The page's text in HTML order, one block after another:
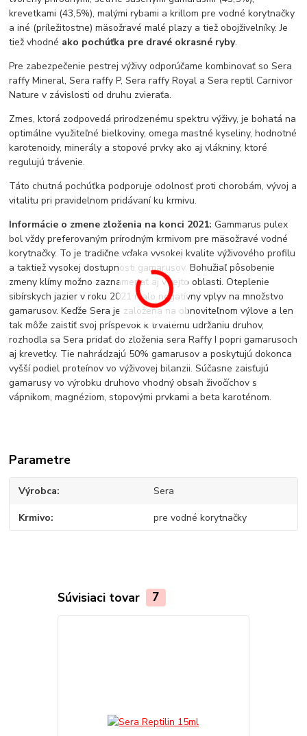
krevetkami (43,5%), malými rybami a krillom pre vodné korytnačky
a iné (príležitostne) mäsožravé malé plazy a tiež obojživelníky. Je
tiež vhodné ako pochúťka pre dravé okrasné ryby.
Pre zabezpečenie pestrej výživy odporúčame kombinovať so Sera
raffy Mineral, Sera raffy P, Sera raffy Royal a Sera reptil Carnivor
Nature v závislosti od druhu zvieraťa.
Zmes, ktorá zodpovedá prirodzenému spektru výživy, je bohatá na
optimálne využiteľné bielkoviny, omega mastné kyseliny, hodnotné
karotenoidy, minerály a stopové prvky ako aj vlákniny, ktoré
regulujú trávenie.
Táto chutná pochúťka podporuje odolnosť proti chorobám, vývoj a
vitalitu pri pravidelnom pridávaní ku krmivu.
Informácie o zmene zloženia na konci 2021: Gammarus pulex
bol vždy preferovaným prírodným krmivom pre mäsožravé vodné
korytnačky. To je tradične vďaka vysokej kvalite výživového profilu
a taktiež vysokej dostupnosti gamarusov. Bohužiaľ pôsobenie
zmeny klímy možno zaznamenať aj v tejto oblasti. Oteplenie
sibírskych jazier v roku 2021 malo negatívny vplyv na množstvo
gamarusov. Keďže Sera je založená na obnoviteľnom výlove a len
tak môže zaistiť svoj príspevok k trvalému udržaniu druhov,
rozhodla sa Sera pridať do zloženia sera Raffy I popri gamarusoch
aj krevetky. Tie nahrádzajú 50% gamarusov a poskytujú dokonca
vyšší podiel proteínov vo výživovej bilanzii. Súčasne zaisťujú
gamarusy vo výrobku druhovo vhodný obsah živočíchov s
vápnikom, magnéziom, stopovými prvkami a beta karoténom.
Parametre
Výrobca Sera
Krmivo pre vodné korytnačky
Súvisiaci tovar 7